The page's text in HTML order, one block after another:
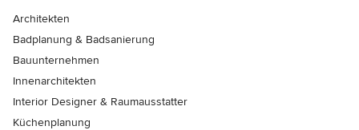
Architekten
Badplanung & Badsanierung
Bauunternehmen
Innenarchitekten
Interior Designer & Raumausstatter
Küchenplanung